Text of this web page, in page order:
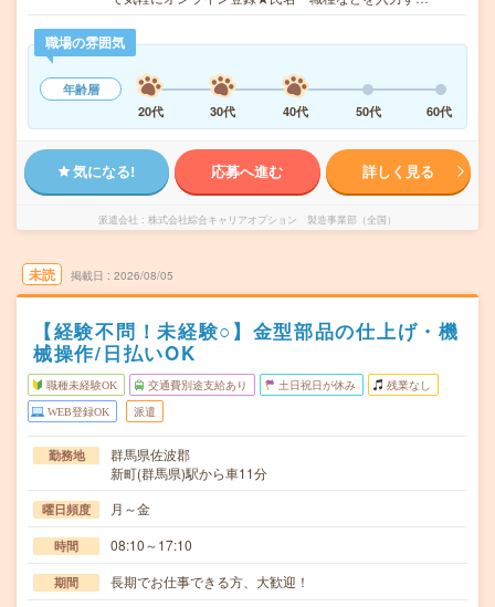
職場の雰囲気
年齢層
20代
30代 40代 50代 60代
気になる! 応募へ進む 詳しく見る
派遣会社 株式会社綜合キャリアオプション 製造事業部（全国）
未読 掲載日 2026/08/05
【経験不問！未経験○】金型部品の仕上げ・機
械操作/日払いOK
職種未経験OK 交通費別途支給あり 土日祝日が休み 残業なし
WEB登録OK 派遣
勤務地
群馬県佐波郡
新町(群馬県)駅から車11分
曜日頻度 月～金
時間 08:10～17:10
期間 長期でお仕事できる方、大歓迎！